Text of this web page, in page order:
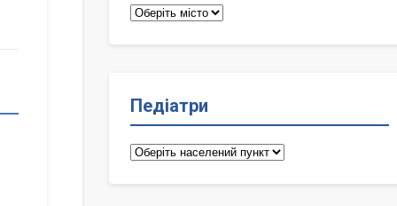
Терапевти
Педіатри
Педіатри